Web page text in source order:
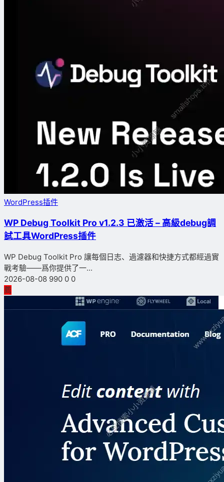
WordPress插件
WP Debug Toolkit Pro v1.2.3 已激活 – 高級debug調
試工具WordPress插件
WP Debug Toolkit Pro 讓每個日志、過濾器和快捷方式都經過實
戰考驗——爲你提供了一...
2026-08-08 990 0 0
薦